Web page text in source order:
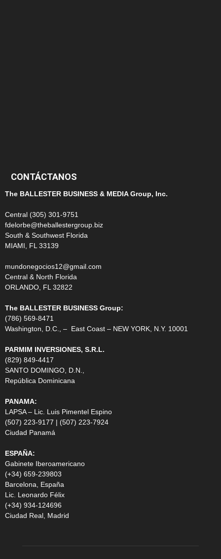
CONTÁCTANOS
The BALLESTER BUSINESS & MEDIA Group, Inc.
Central (305) 301-9751
fdelorbe@theballestergroup.biz
South & Southwest Florida
MIAMI, FL 33139
mundonegocios12@gmail.com
Central & North Florida
ORLANDO, FL 32822
The BALLESTER BUSINESS Group:
(786) 569-8471
Washington, D.C., – East Coast – NEW YORK, N.Y. 10001
PARMIM INVERSIONES, S.R.L.
(829) 849-4417
SANTO DOMINGO, D.N.,
República Dominicana
PANAMA:
LAPSA – Lic. Luis Pimentel Espino
(507) 223-9177 | (507) 223-7924
Ciudad Panamá
ESPAÑA:
Gabinete Iberoamericano
(+34) 659-239803
Barcelona, España
Lic. Leonardo Félix
(+34) 934-124696
Ciudad Real, Madrid